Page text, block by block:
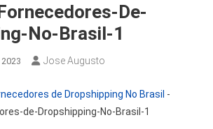
De-
No-Brasil-1
Jose Augusto
de Dropshipping No Brasil -
de-Dropshipping-No-Brasil-1